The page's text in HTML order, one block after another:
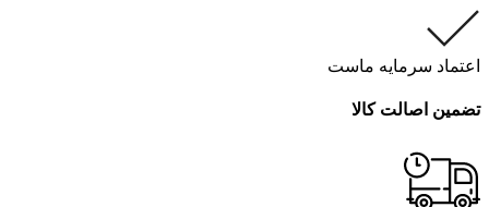
اعتماد سرمایه ماست
تضمین اصالت کالا